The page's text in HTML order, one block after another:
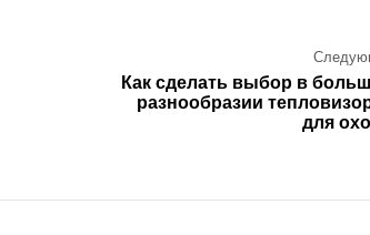
Как сделать выбор в
разнообразии
для